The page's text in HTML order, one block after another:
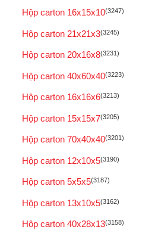
Hộp carton 16x15x10(3247)
Hộp carton 21x21x3(3245)
Hộp carton 20x16x8(3231)
Hộp carton 40x60x40(3223)
Hộp carton 16x16x6(3213)
Hộp carton 15x15x7(3205)
Hộp carton 70x40x40(3201)
Hộp carton 12x10x5(3190)
Hộp carton 5x5x5(3187)
Hộp carton 13x10x5(3162)
Hộp carton 40x28x13(3158)